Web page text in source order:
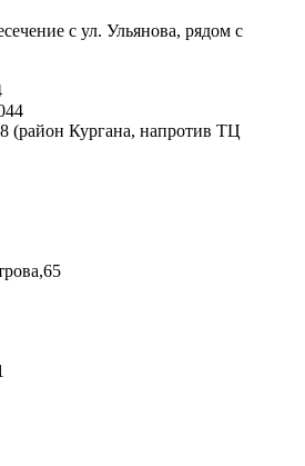
с ул. Ульянова, рядом с
(район Кургана, напротив ТЦ